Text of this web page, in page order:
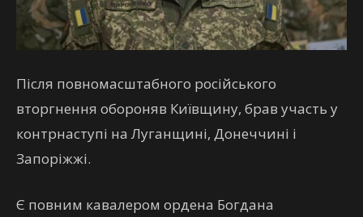
Після повномасштабного російського
вторгнення обороняв Київщину, брав участь у
контрнаступі на Луганщині, Донеччині і
Запоріжжі.
Є повним кавалером ордена Богдана